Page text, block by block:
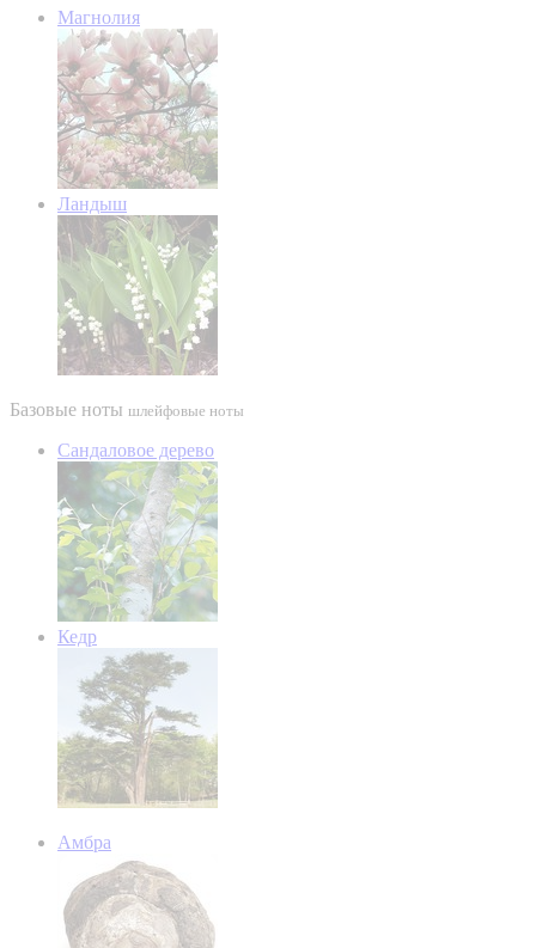
Магнолия
Ландыш
Базовые ноты шлейфовые ноты
Сандаловое дерево
Кедр
Амбра